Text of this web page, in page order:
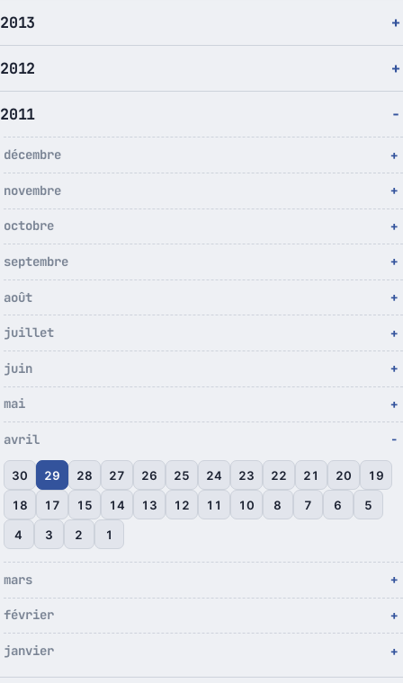
2013
2012
2011
décembre
novembre
octobre
septembre
août
juillet
juin
mai
avril
30 29 28 27 26 25 24 23 22 21 20 19
18 17 15 14 13 12 11 10 8 7 6 5
4 3 2 1
mars
février
janvier